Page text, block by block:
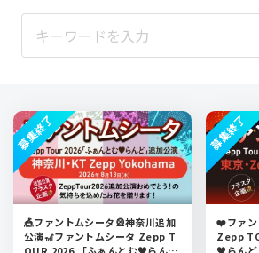
🎪ファントムシータ🎡神奈川追加
公演🎢ファントムシータ Zepp T
募集終了
❤️ファ
Zepp
募集終了